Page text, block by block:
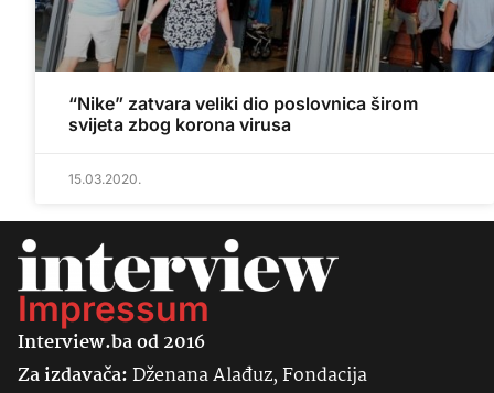
“Nike” zatvara veliki dio poslovnica širom
svijeta zbog korona virusa
15.03.2020.
Impressum
Interview.ba od 2016
Za izdavača:Dženana Alađuz, Fondacija